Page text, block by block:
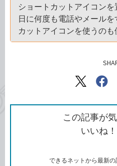
ショートカットアイコン
日に何度も電話やメール
カットアイコンを使うのも
X（旧
で
シ
ェ
ア
シ
ェ
ア
この記事が
いいね
できるネットから最新の